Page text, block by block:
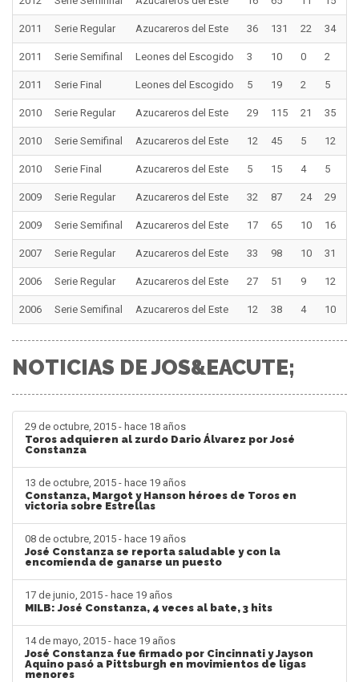
2011 Serie Regular Azucareros del Este 36 131 22 34
2011 Serie Semifinal Leones del Escogido 3 10 0 2
2011 Serie Final Leones del Escogido 5 19 2 5
2010 Serie Regular Azucareros del Este 29 115 21 35
2010 Serie Semifinal Azucareros del Este 12 45 5 12
2010 Serie Final Azucareros del Este 5 15 4 5
2009 Serie Regular Azucareros del Este 32 87 24 29
2009 Serie Semifinal Azucareros del Este 17 65 10 16
2007 Serie Regular Azucareros del Este 33 98 10 31
2006 Serie Regular Azucareros del Este 27 51 9 12
2006 Serie Semifinal Azucareros del Este 12 38 4 10
NOTICIAS DE JOS&EACUTE;
29 de octubre, 2015 - hace 18 años
Toros adquieren al zurdo Dario Álvarez por José
Constanza
13 de octubre, 2015 - hace 19 años
Constanza, Margot y Hanson héroes de Toros en
victoria sobre Estrellas
08 de octubre, 2015 - hace 19 años
José Constanza se reporta saludable y con la
encomienda de ganarse un puesto
17 de junio, 2015 - hace 19 años
MILB: José Constanza, 4 veces al bate, 3 hits
14 de mayo, 2015 - hace 19 años
José Constanza fue firmado por Cincinnati y Jayson
Aquino pasó a Pittsburgh en movimientos de ligas
menores